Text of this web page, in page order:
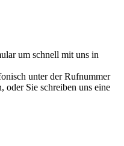
um schnell mit uns in
unter der Rufnummer
Sie schreiben uns eine